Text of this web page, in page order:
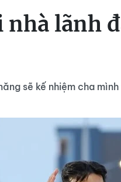
lãnh
sẽ kế nhiệm cha